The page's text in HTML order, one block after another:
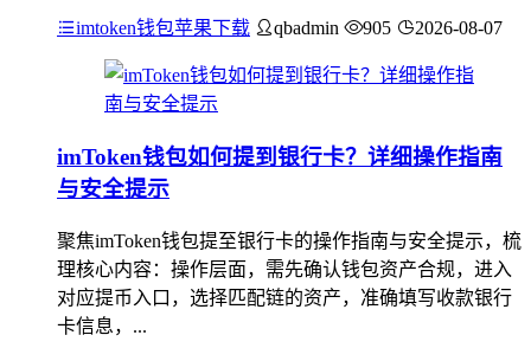
imtoken钱包苹果下载 qbadmin 905 2026-08-07
imToken钱包如何提到银行卡？详细操作指南
与安全提示
聚焦imToken钱包提至银行卡的操作指南与安全提示，梳
理核心内容：操作层面，需先确认钱包资产合规，进入
对应提币入口，选择匹配链的资产，准确填写收款银行
卡信息，...